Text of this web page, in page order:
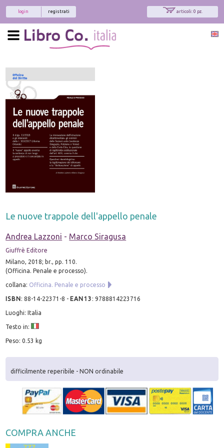
articoli: 0 pz.
registrati
login
Le nuove trappole dell'appello penale
Andrea Lazzoni - Marco Siragusa
Giuffrè Editore
Milano, 2018; br., pp. 110.
(Officina. Penale e processo).
collana: Officina. Penale e processo
ISBN:88-14-22371-8 - EAN13 :9788814223716
Luoghi: Italia
Testo in:
Peso: 0.53 kg
difficilmente reperibile - NON ordinabile
COMPRA ANCHE